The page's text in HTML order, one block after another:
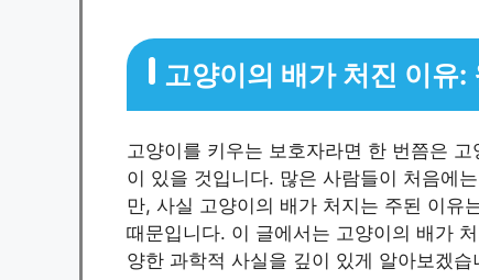
고양이의 배가 처진 이유
고양이를 키우는 보호자라면 한 번쯤은
이 있을 것입니다. 많은 사람들이 처음에
만, 사실 고양이의 배가 처지는 주된 이유
때문입니다. 이 글에서는 고양이의 배가
양한 과학적 사실을 깊이 있게 알아보겠습